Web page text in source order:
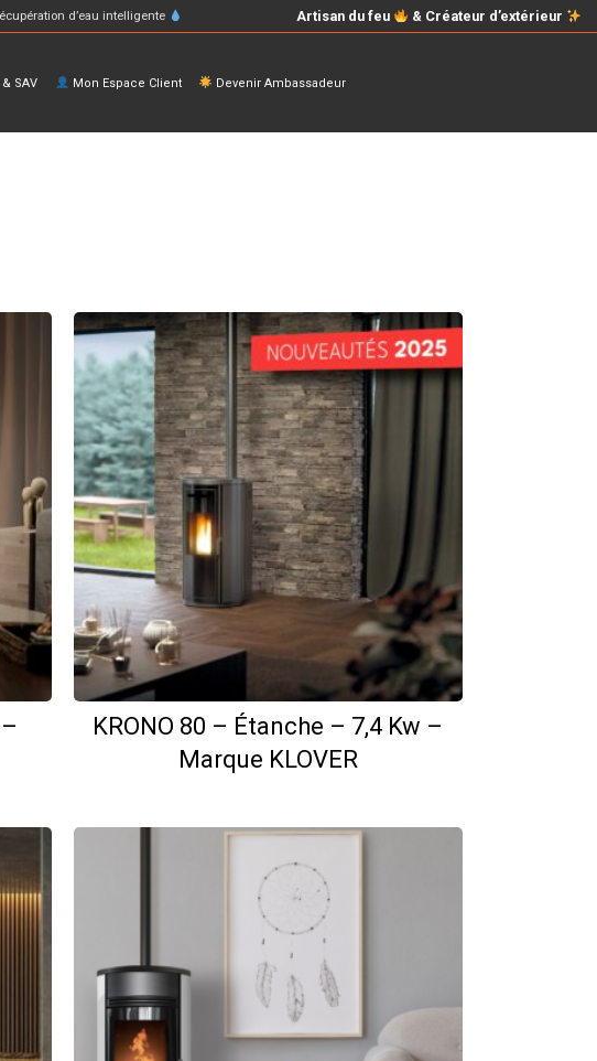
d’eau intelligente Artisan du feu & Créateur d’extérieur
SAV Mon Espace Client Devenir Ambassadeur
KRONO 80 – Étanche – 7,4 Kw –
Marque KLOVER